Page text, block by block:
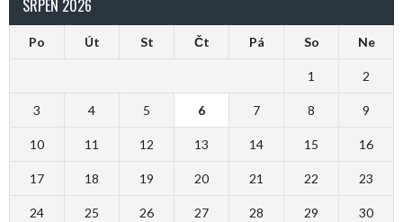
SRPEN 2026
Po Út St Čt Pá So Ne
1 2
3 4 5 6 7 8 9
10 11 12 13 14 15 16
17 18 19 20 21 22 23
24 25 26 27 28 29 30